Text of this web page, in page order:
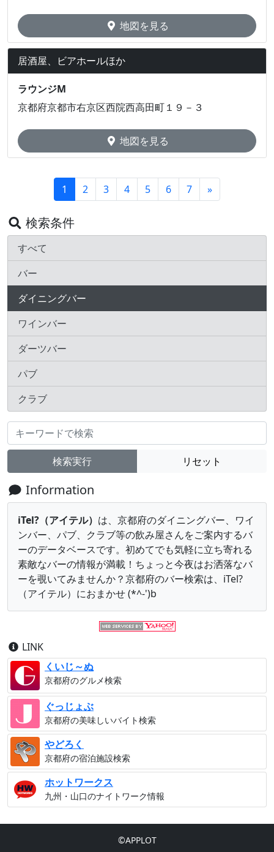
地図を見る
居酒屋、ビアホールほか
ラウンジM
京都府京都市右京区西院西高田町１９－３
地図を見る
1 2 3 4 5 6 7 »
検索条件
すべて
バー
ダイニングバー
ワインバー
ダーツバー
パブ
クラブ
キーワード
検索実行 リセット
Information
iTel?（アイテル） は、京都府のダイニングバー、ワイ
ンバー、パブ、クラブ等の飲み屋さんをご案内するバ
ーのデータベースです。初めてでも気軽に立ち寄れる
素敵なバーの情報が満載！ちょっと今夜はお洒落なバ
ーを覗いてみませんか？京都府のバー検索は、iTel?
（アイテル）におまかせ (*^-')b
LINK
くいじ～ぬ
京都府のグルメ検索
ぐっじょぶ
京都府の美味しいバイト検索
やどろく
京都府の宿泊施設検索
ホットワークス
九州・山口のナイトワーク情報
©APPLOT